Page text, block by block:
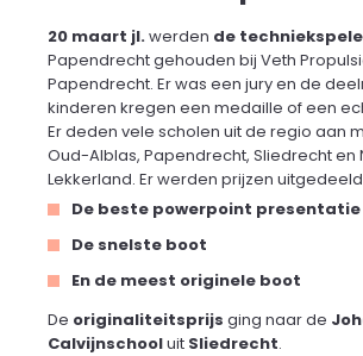
20 maart jl.werden de
Papendrecht gehouden bij Veth
Papendrecht. Er was een jury en de
kinderen kregen een medaille of een
Er deden vele scholen uit de regio aan
Oud-Alblas, Papendrecht, Sliedrecht en
Lekkerland. Er werden prijzen
De beste powerpoint presentatie
De snelste boot
En de meest originele boot
De originaliteitsprijs ging naar de
Calvijnschooluit Sliedrecht.